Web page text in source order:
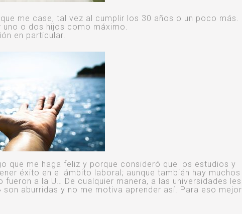
me case, tal vez al cumplir los 30 años o un poco más.
uno o dos hijos como máximo.
en particular.
que me haga feliz y porque consideró que los estudios y
éxito en el ámbito laboral; aunque también hay muchos
a la U… De cualquier manera, a las universidades les
son aburridas y no me motiva aprender así. Para eso mejor